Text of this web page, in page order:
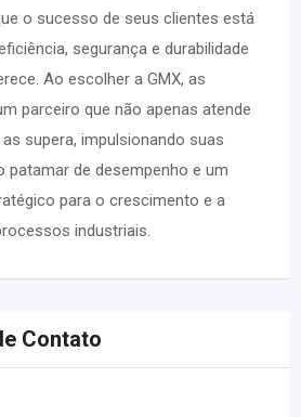
o sucesso de seus clientes está
segurança e durabilidade
Ao escolher a GMX, as
parceiro que não apenas atende
supera, impulsionando suas
patamar de desempenho e um
para o crescimento e a
industriais.
Contato